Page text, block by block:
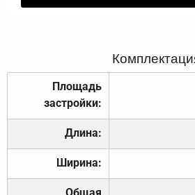
Площадь
застройки:
Длина:
Ширина:
Общая